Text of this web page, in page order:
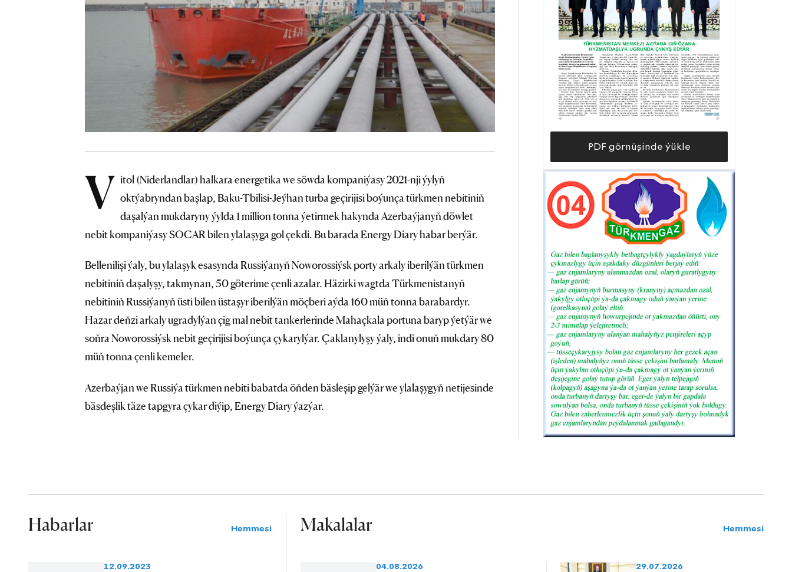
V itol (Niderlandlar) halkara energetika we söwda kompaniýasy 2021-nji ýylyň
oktýabryndan başlap, Baku-Tbilisi-Jeýhan turba geçirijisi boýunça türkmen nebitiniň
daşalýan mukdaryny ýylda 1 million tonna ýetirmek hakynda Azerbaýjanyň döwlet
nebit kompaniýasy SOCAR bilen ylalaşyga gol çekdi. Bu barada Energy Diary habar berýär.
Bellenilişi ýaly, bu ylalaşyk esasynda Russiýanyň Noworossiýsk porty arkaly iberilýän türkmen
nebitiniň daşalyşy, takmynan, 50 göterime çenli azalar. Häzirki wagtda Türkmenistanyň
nebitiniň Russiýanyň üsti bilen üstaşyr iberilýän möçberi aýda 160 müň tonna barabardyr.
Hazar deňzi arkaly ugradylýan çig mal nebit tankerlerinde Mahaçkala portuna baryp ýetýär we
soňra Noworossiýsk nebit geçirijisi boýunça çykarylýar. Çaklanylyşy ýaly, indi onuň mukdary 80
müň tonna çenli kemeler.
Azerbaýjan we Russiýa türkmen nebiti babatda öňden bäsleşip gelýär we ylalaşygyň netijesinde
bäsdeşlik täze tapgyra çykar diýip, Energy Diary ýazýar.
PDF görnüşinde ýükle
Habarlar Hemmesi
12.09.2023
Makalalar Hemmesi
04.08.2026 29.07.2026